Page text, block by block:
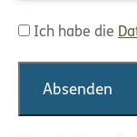
Ich habe die
Absenden